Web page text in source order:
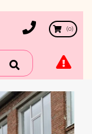
(0)